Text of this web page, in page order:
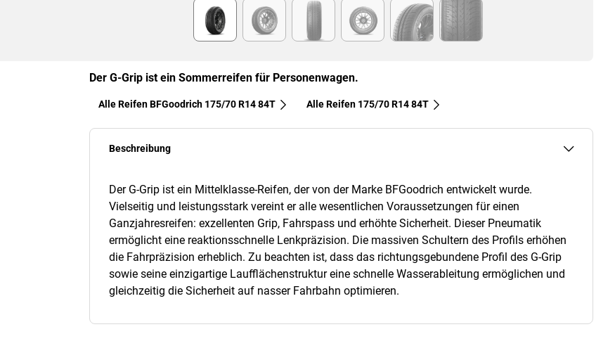
Der G-Grip ist ein Sommerreifen für Personenwagen.
Alle Reifen BFGoodrich 175/70 R14 84T Alle Reifen‎ 175/70 R14 84T
Beschreibung
Der G-Grip ist ein Mittelklasse-Reifen, der von der Marke BFGoodrich entwickelt wurde.
Vielseitig und leistungsstark vereint er alle wesentlichen Voraussetzungen für einen
Ganzjahresreifen: exzellenten Grip, Fahrspass und erhöhte Sicherheit. Dieser Pneumatik
ermöglicht eine reaktionsschnelle Lenkpräzision. Die massiven Schultern des Profils erhöhen
die Fahrpräzision erheblich. Zu beachten ist, dass das richtungsgebundene Profil des G-Grip
sowie seine einzigartige Laufflächenstruktur eine schnelle Wasserableitung ermöglichen und
gleichzeitig die Sicherheit auf nasser Fahrbahn optimieren.